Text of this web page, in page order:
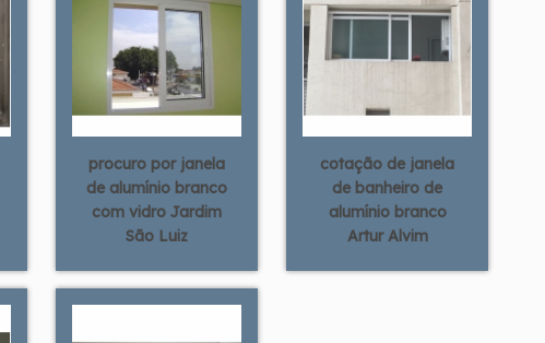
procuro por janela
de alumínio branco
com vidro Jardim
São Luiz
cotação de janela
de banheiro de
alumínio branco
Artur Alvim